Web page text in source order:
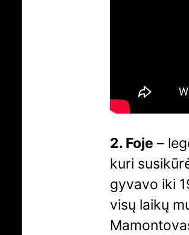
2. Foje –
kuri
gyvavo iki
visų laikų